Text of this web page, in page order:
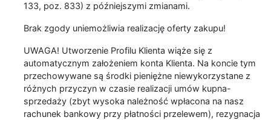
133, poz. 833) z późniejszymi zmianami.
Brak zgody uniemożliwia realizację oferty zakupu!
UWAGA! Utworzenie Profilu Klienta wiąże się z
automatycznym założeniem konta Klienta. Na koncie tym
przechowywane są środki pieniężne niewykorzystane z
różnych przyczyn w czasie realizacji umów kupna-
sprzedaży (zbyt wysoka należność wpłacona na nasz
rachunek bankowy przy płatności przelewem), rezygnacja